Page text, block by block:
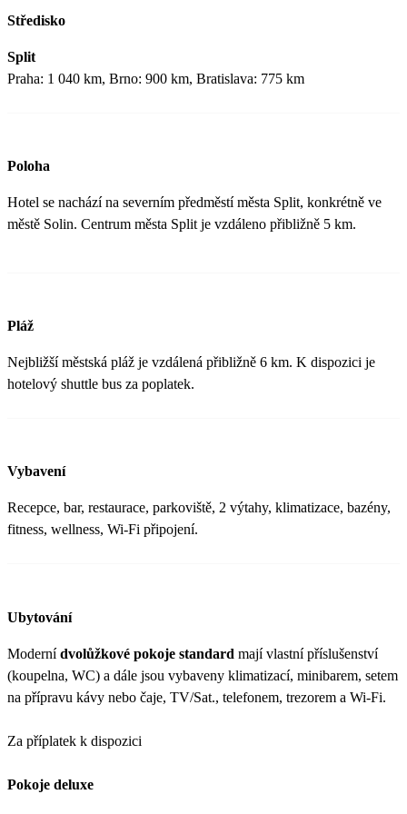
Středisko
Split
Praha: 1 040 km, Brno: 900 km, Bratislava: 775 km
Poloha
Hotel se nachází na severním předměstí města Split, konkrétně ve
městě Solin. Centrum města Split je vzdáleno přibližně 5 km.
Pláž
Nejbližší městská pláž je vzdálená přibližně 6 km. K dispozici je
hotelový shuttle bus za poplatek.
Vybavení
Recepce, bar, restaurace, parkoviště, 2 výtahy, klimatizace, bazény,
fitness, wellness, Wi-Fi připojení.
Ubytování
Modernídvolůžkové pokoje standard mají vlastní příslušenství
(koupelna, WC) a dále jsou vybaveny klimatizací, minibarem, setem
na přípravu kávy nebo čaje, TV/Sat., telefonem, trezorem a Wi-Fi.
Za příplatek k dispozici
Pokoje deluxe